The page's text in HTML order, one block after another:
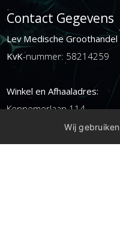
Contact Gegevens
Lev Medische Groothandel
KvK-nummer: 58214259
Winkel en Afhaaladres:
Kennemerlaan 114
1972ER ijmuiden
Wij